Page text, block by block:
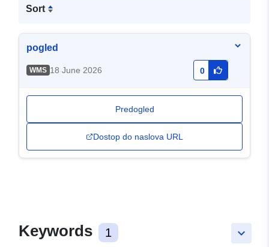
Sort
pogled
WMS 18 June 2026 0
Predogled
Dostop do naslova URL
keyboard_arrow_down
Keywords 1